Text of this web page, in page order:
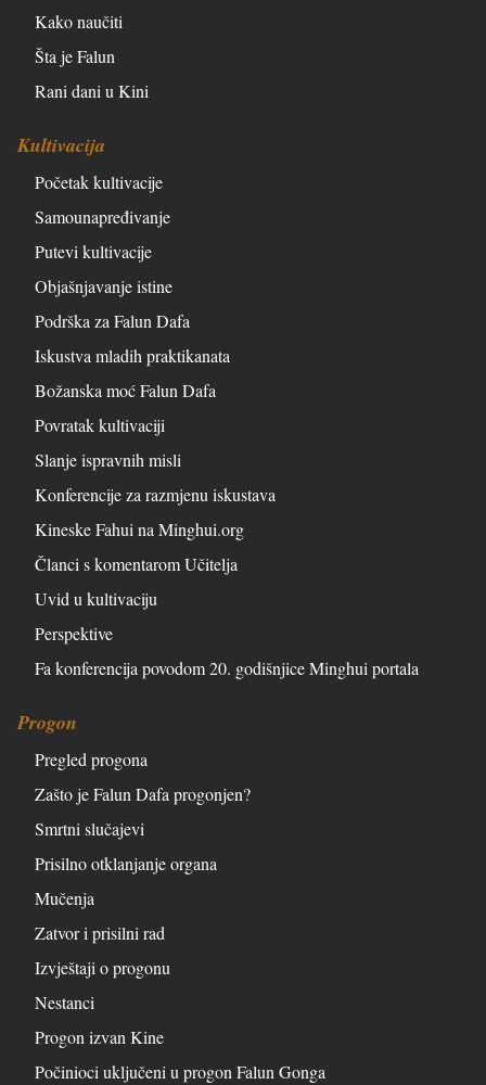
Kako naučiti
Šta je Falun
Rani dani u Kini
Kultivacija
Početak kultivacije
Samounapređivanje
Putevi kultivacije
Objašnjavanje istine
Podrška za Falun Dafa
Iskustva mladih praktikanata
Božanska moć Falun Dafa
Povratak kultivaciji
Slanje ispravnih misli
Konferencije za razmjenu iskustava
Kineske Fahui na Minghui.org
Članci s komentarom Učitelja
Uvid u kultivaciju
Perspektive
Fa konferencija povodom 20. godišnjice Minghui portala
Progon
Pregled progona
Zašto je Falun Dafa progonjen?
Smrtni slučajevi
Prisilno otklanjanje organa
Mučenja
Zatvor i prisilni rad
Izvještaji o progonu
Nestanci
Progon izvan Kine
Počinioci uključeni u progon Falun Gonga